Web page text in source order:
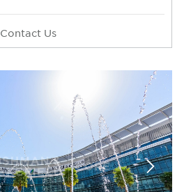
Contact Us